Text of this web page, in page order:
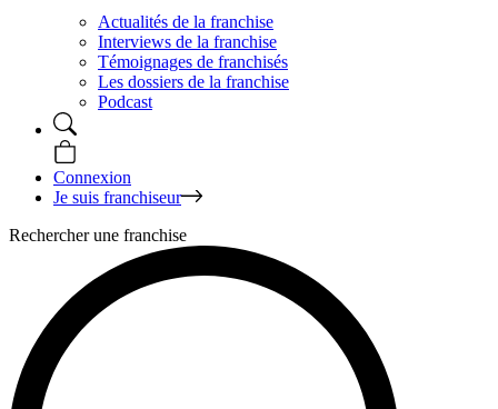
Actualités de la franchise
Interviews de la franchise
Témoignages de franchisés
Les dossiers de la franchise
Podcast
Connexion
Je suis franchiseur
Rechercher une franchise